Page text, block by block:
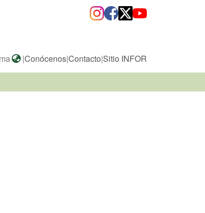
|Conócenos|Contacto|Sitio INFOR